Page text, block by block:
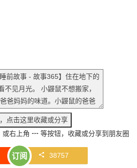
或右上角 ┅等按钮，收藏或分享到朋友圈
订阅 38757